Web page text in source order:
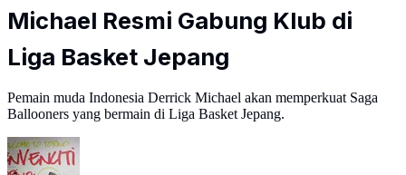
Michael Resmi Gabung Klub di
Liga Basket Jepang
Pemain muda Indonesia Derrick Michael akan memperkuat Saga
Ballooners yang bermain di Liga Basket Jepang.